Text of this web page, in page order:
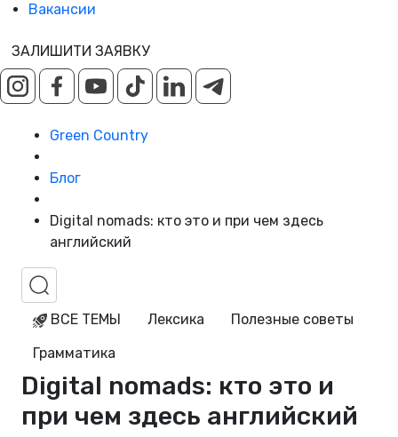
Вакансии
ЗАЛИШИТИ ЗАЯВКУ
Green Country
Блог
Digital nomads: кто это и при чем здесь
английский
ВСЕ ТЕМЫ Лексика
Полезные советы
Грамматика
Digital nomads: кто это и
при чем здесь английский